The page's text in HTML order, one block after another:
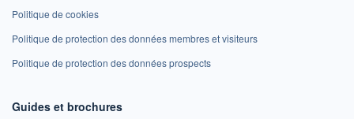
Politique de cookies
Politique de protection des données membres et visiteurs
Politique de protection des données prospects
Guides et brochures